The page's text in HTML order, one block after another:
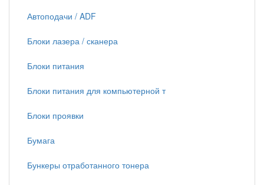
Автоподачи / ADF
Блоки лазера / сканера
Блоки питания
Блоки питания для компьютерной т
Блоки проявки
Бумага
Бункеры отработанного тонера